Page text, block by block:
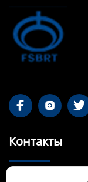
  
Контакты